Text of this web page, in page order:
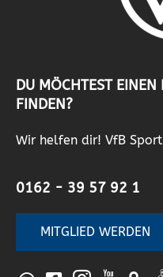
DU MÖCHTEST EINEN
FINDEN?
Wir helfen dir! VfB
0162 - 39 57 92 1
MITGLIED WERDEN